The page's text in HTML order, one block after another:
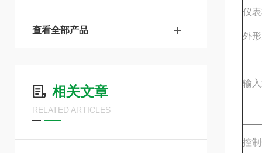
查看全部产品
相关文章
RELATED ARTICLES
仪
外
输
控